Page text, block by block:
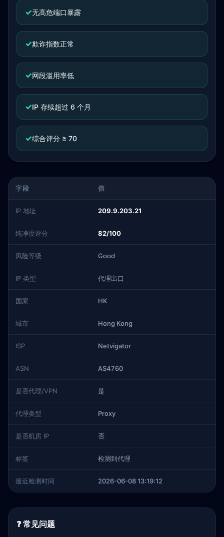
✓无高危端口暴露
✓欺诈指数正常
✓网段滥用率低
✓IP 存续超过 6 个月
✓综合评分 ≥ 70
字段 值
IP 地址 209.9.203.21
纯净度评分 82/100
风险等级 Good
IP 类型 代理出口
国家 HK
城市 Hong Kong
ISP Netvigator
ASN AS4760
是否代理/VPN 是
代理类型 Proxy
是否机房 IP 否
标签 检测到代理
最近检测时间 2026-06-08 13:19:12
❓ 常见问题